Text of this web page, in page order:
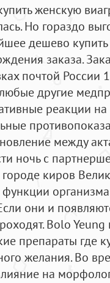
женскую
Но гораздо
дешево
заказа.
почтой России
другие
реакции на
между
ночь с
городе киров
функции
они и
Bolo
препараты где
желания. Во
на